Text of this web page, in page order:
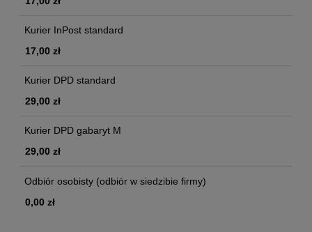
Kurier InPost standard
17,00 zł
Kurier DPD standard
29,00 zł
Kurier DPD gabaryt M
29,00 zł
Odbiór osobisty (odbiór w siedzibie firmy)
0,00 zł